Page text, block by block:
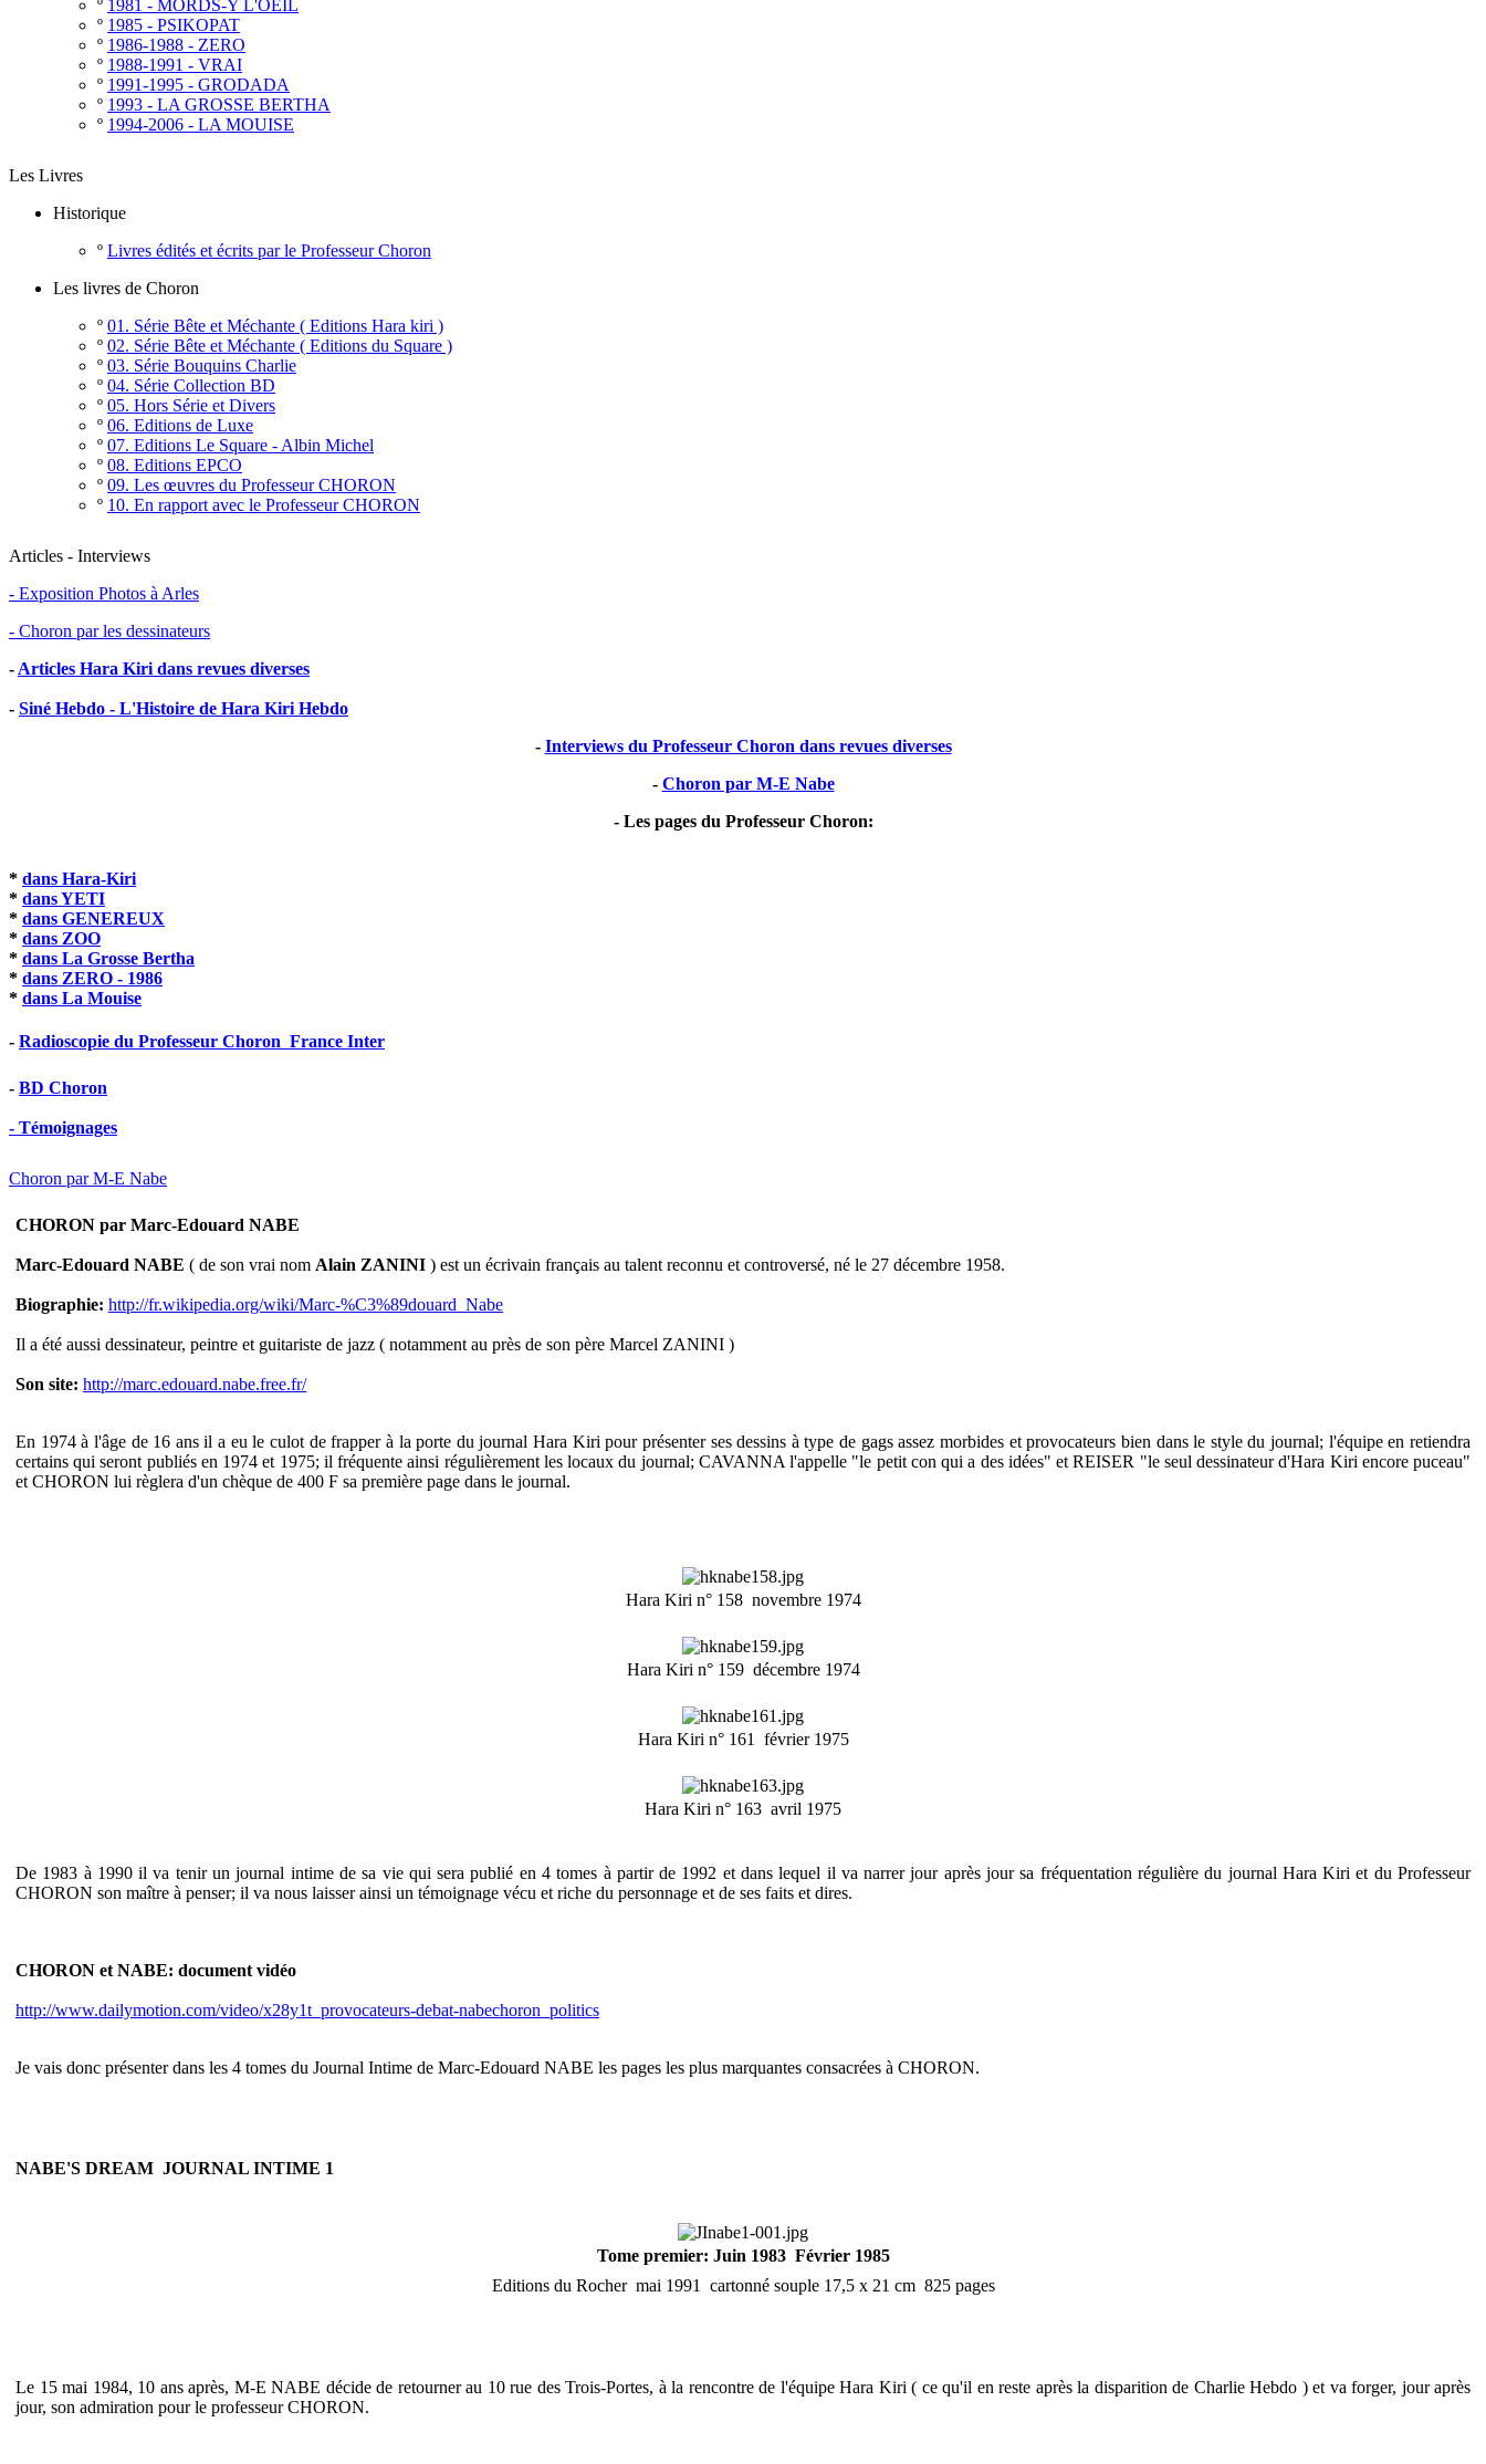
º 1981 - MORDS-Y L'OEIL
º 1985 - PSIKOPAT
º 1986-1988 - ZERO
º 1988-1991 - VRAI
º 1991-1995 - GRODADA
º 1993 - LA GROSSE BERTHA
º 1994-2006 - LA MOUISE
Les Livres
Historique
º Livres édités et écrits par le Professeur Choron
Les livres de Choron
º 01. Série Bête et Méchante ( Editions Hara kiri )
º 02. Série Bête et Méchante ( Editions du Square )
º 03. Série Bouquins Charlie
º 04. Série Collection BD
º 05. Hors Série et Divers
º 06. Editions de Luxe
º 07. Editions Le Square - Albin Michel
º 08. Editions EPCO
º 09. Les œuvres du Professeur CHORON
º 10. En rapport avec le Professeur CHORON
Articles - Interviews
- Exposition Photos à Arles
- Choron par les dessinateurs
- Articles Hara Kiri dans revues diverses
- Siné Hebdo - L'Histoire de Hara Kiri Hebdo
- Interviews du Professeur Choron dans revues diverses
- Choron par M-E Nabe
- Les pages du Professeur Choron:
* dans Hara-Kiri
* dans YETI
* dans GENEREUX
* dans ZOO
* dans La Grosse Bertha
* dans ZERO - 1986
* dans La Mouise
- Radioscopie du Professeur Choron  France Inter
- BD Choron
- Témoignages
Choron par M-E Nabe
CHORON par Marc-Edouard NABE
Marc-Edouard NABE ( de son vrai nom Alain ZANINI ) est un écrivain français au talent reconnu et controversé, né le 27 décembre 1958.
Biographie: http://fr.wikipedia.org/wiki/Marc-%C3%89douard_Nabe
Il a été aussi dessinateur, peintre et guitariste de jazz ( notamment au près de son père Marcel ZANINI )
Son site: http://marc.edouard.nabe.free.fr/
En 1974 à l'âge de 16 ans il a eu le culot de frapper à la porte du journal Hara Kiri pour présenter ses dessins à type de gags assez morbides et provocateurs bien dans le style du journal; l'équipe en retiendra
certains qui seront publiés en 1974 et 1975; il fréquente ainsi régulièrement les locaux du journal; CAVANNA l'appelle "le petit con qui a des idées" et REISER "le seul dessinateur d'Hara Kiri encore puceau"
et CHORON lui règlera d'un chèque de 400 F sa première page dans le journal.
Hara Kiri n° 158  novembre 1974
Hara Kiri n° 159  décembre 1974
Hara Kiri n° 161  février 1975
Hara Kiri n° 163  avril 1975
De 1983 à 1990 il va tenir un journal intime de sa vie qui sera publié en 4 tomes à partir de 1992 et dans lequel il va narrer jour après jour sa fréquentation régulière du journal Hara Kiri et du Professeur
CHORON son maître à penser; il va nous laisser ainsi un témoignage vécu et riche du personnage et de ses faits et dires.
CHORON et NABE: document vidéo
http://www.dailymotion.com/video/x28y1t_provocateurs-debat-nabechoron_politics
Je vais donc présenter dans les 4 tomes du Journal Intime de Marc-Edouard NABE les pages les plus marquantes consacrées à CHORON.
NABE'S DREAM  JOURNAL INTIME 1
Tome premier: Juin 1983  Février 1985
Editions du Rocher  mai 1991  cartonné souple 17,5 x 21 cm  825 pages
Le 15 mai 1984, 10 ans après, M-E NABE décide de retourner au 10 rue des Trois-Portes, à la rencontre de l'équipe Hara Kiri ( ce qu'il en reste après la disparition de Charlie Hebdo ) et va forger, jour après
jour, son admiration pour le professeur CHORON.